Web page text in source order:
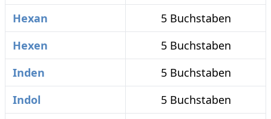
Hexan
5 Buchstaben
Hexen
5 Buchstaben
Inden
5 Buchstaben
Indol
5 Buchstaben